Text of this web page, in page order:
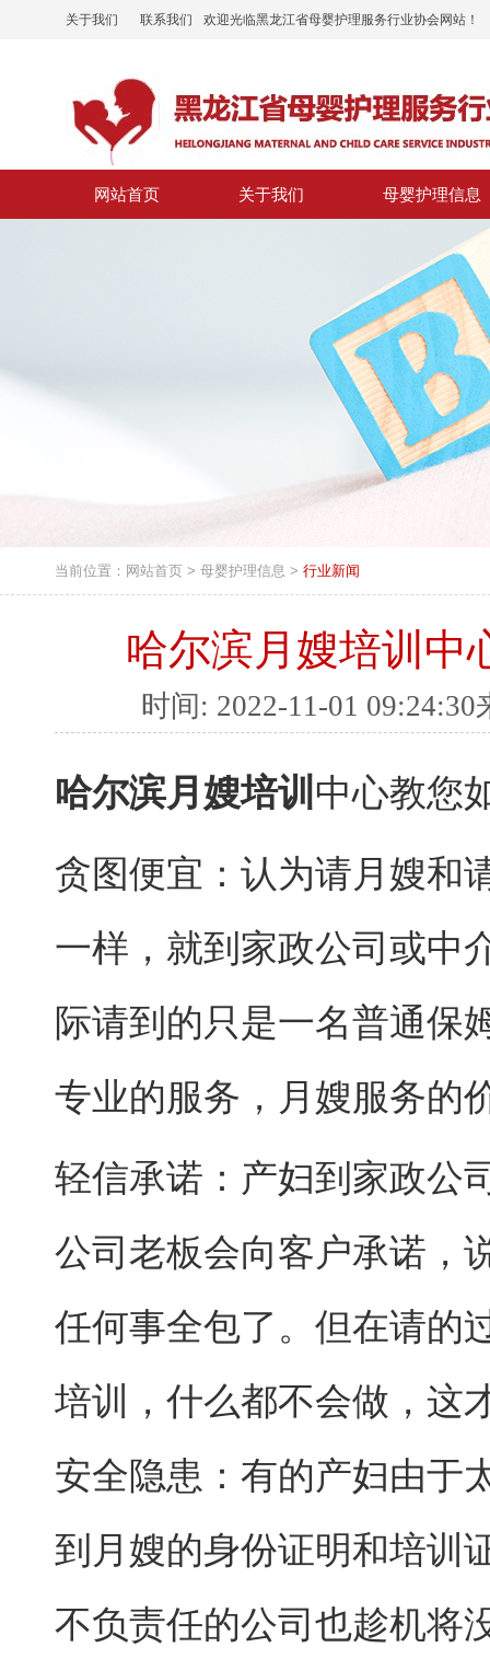
关于我们 联系我们 欢迎光临黑龙江省母婴护理服务行业协会网站！
网站首页 关于我们 母婴护理信息
当前位置： 网站首页 > 母婴护理信息 > 行业新闻
哈尔滨月嫂培训中
时间: 2022-11-01
哈尔滨月嫂培训 中心教您
贪图便宜：认为请月嫂和
一样，就到家政公司或中
际请到的只是一名普通保
专业的服务，月嫂服务的
轻信承诺：产妇到家政公
公司老板会向客户承诺，
任何事全包了。但在请的
培训，什么都不会做，这
安全隐患：有的产妇由于
到月嫂的身份证明和培训
不负责任的公司也趁机将